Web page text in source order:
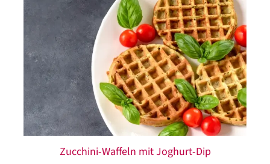
Zucchini-Waffeln mit Joghurt-Dip